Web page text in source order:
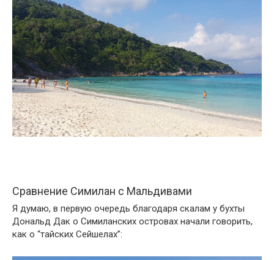
Сравнение Симилан с Мальдивами
Я думаю, в первую очередь благодаря скалам у бухты
Дональд Дак о Симиланских островах начали говорить,
как о “тайских Сейшелах”: